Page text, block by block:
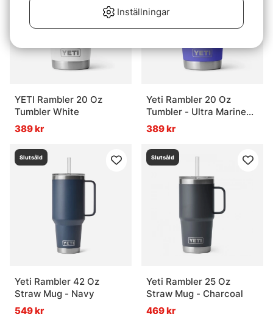
YETI Rambler 20 Oz
Tumbler White
389 kr
Yeti Rambler 20 Oz
Tumbler - Ultra Marine
Violet
389 kr
Slutsåld
Yeti Rambler 42 Oz
Straw Mug - Navy
549 kr
Slutsåld
Yeti Rambler 25 Oz
Straw Mug - Charcoal
469 kr
Inställningar